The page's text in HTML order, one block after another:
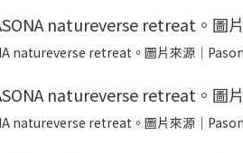
natureverse retreat。圖片來源｜
natureverse retreat。圖片來源｜